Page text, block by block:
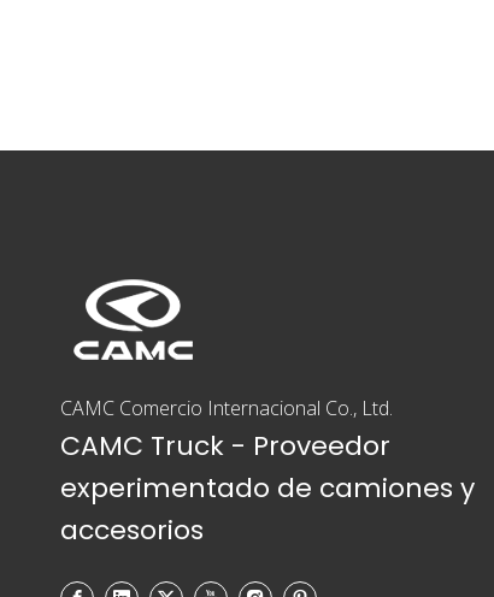
CAMC Comercio Internacional Co., Ltd.
CAMC Truck - Proveedor
experimentado de camiones y
accesorios